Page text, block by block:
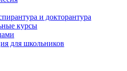
и докторантура
курсы
для школьников